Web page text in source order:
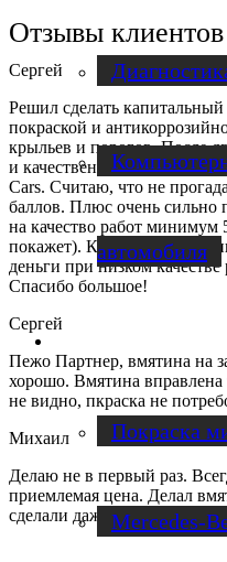
автомобиля
Покраска
Mercedes-
Отзывы клиентов
Сергей
Решил сделать
покраской и
крыльев и порогов. После
и качественного сервиса,
Cars. Считаю, что не
баллов. Плюс очень сильно
на качество работ минимум
покажет). Коллектив
деньги при низком качестве
Спасибо большое!
Сергей
Пежо Партнер, вмятина на
хорошо. Вмятина вправлена
не видно, пкраска не
Михаил
Делаю не в первый раз.
приемлемая цена. Делал
сделали даже быстрее, чем